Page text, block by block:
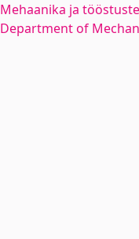
Mehaanika ja
Department of